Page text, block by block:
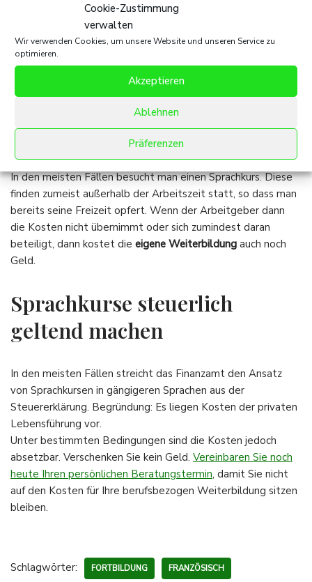
Cookie-Zustimmung
verwalten
Wir verwenden Cookies, um unsere Website und unseren Service zu
optimieren.
Akzeptieren
Ablehnen
Präferenzen
zwei- oder mehrsprachig aufzuwachsen. Doch was, wenn
man als erwachsener, berufstätiger Mensch für den Job seine
Sprachkenntnisse auffrischen oder gar eine neue Sprache
lernen muss?
Sprachkurse kosten Zeit und
Geld
In den meisten Fällen besucht man einen Sprachkurs. Diese
finden zumeist außerhalb der Arbeitszeit statt, so dass man
bereits seine Freizeit opfert. Wenn der Arbeitgeber dann
die Kosten nicht übernimmt oder sich zumindest daran
beteiligt, dann kostet die eigene Weiterbildung auch noch
Geld.
Sprachkurse steuerlich
geltend machen
In den meisten Fällen streicht das Finanzamt den Ansatz
von Sprachkursen in gängigeren Sprachen aus der
Steuererklärung. Begründung: Es liegen Kosten der privaten
Lebensführung vor.
Unter bestimmten Bedingungen sind die Kosten jedoch
absetzbar. Verschenken Sie kein Geld. Vereinbaren Sie noch
heute Ihren persönlichen Beratungstermin, damit Sie nicht
auf den Kosten für Ihre berufsbezogen Weiterbildung sitzen
bleiben.
Schlagwörter: FORTBILDUNG FRANZÖSISCH